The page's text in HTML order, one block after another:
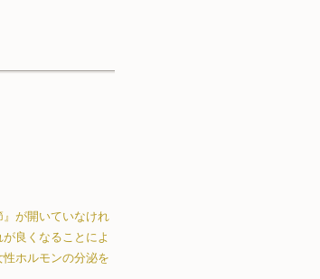
が開いていなけれ
良くなることによ
ホルモンの分泌を